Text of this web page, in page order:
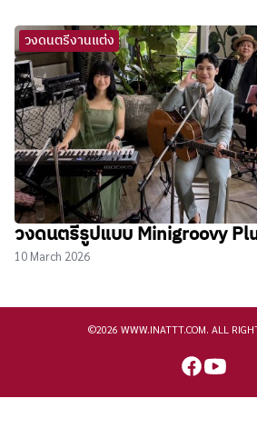
วงดนตรีงานแต่ง
วงดนตรีรูปแบบ Minigroovy
10 March 2026
©2026 WWW.INATTT.COM. ALL